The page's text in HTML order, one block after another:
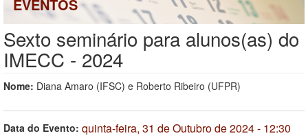
EVENTOS
Sexto seminário para alunos(as) do
IMECC - 2024
Nome: Diana Amaro (IFSC) e Roberto Ribeiro (UFPR)
Data do Evento: quinta-feira, 31 de Outubro de 2024 - 12:30